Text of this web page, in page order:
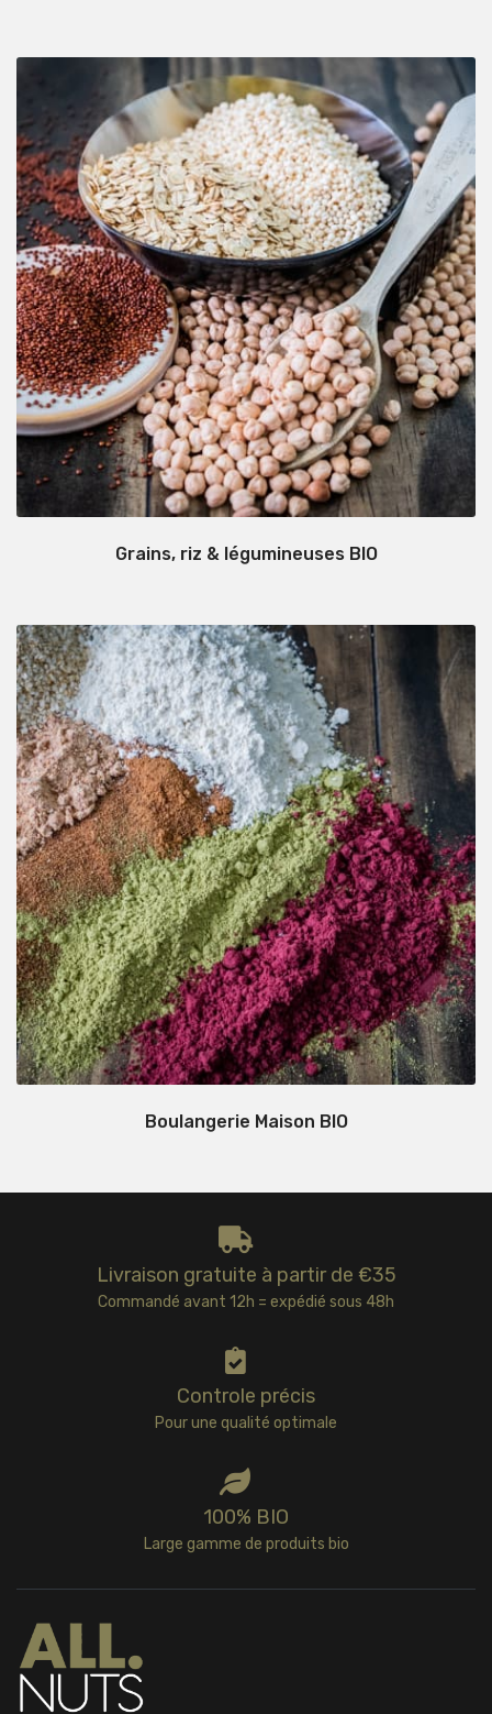
Grains, riz & légumineuses BIO
Boulangerie Maison BIO
Livraison gratuite à partir de €35
Commandé avant 12h = expédié sous 48h
Controle précis
Pour une qualité optimale
100% BIO
Large gamme de produits bio